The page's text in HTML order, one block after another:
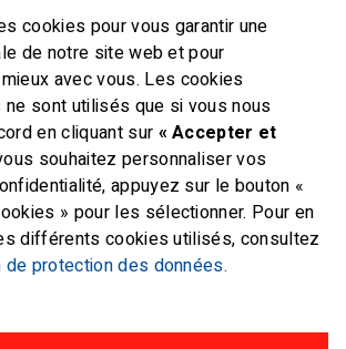
office@swiss-sailing-
FOLLOW US ON
Twitter FacebookInstagram
cookies pour vous garantir une
de notre site web et pour
avec vous. Les cookies
sont utilisés que si vous nous
en cliquant sur « Accepter et
souhaitez personnaliser vos
appuyez sur le bouton «
» pour les sélectionner. Pour en
différents cookies utilisés, consultez
de protection des données.